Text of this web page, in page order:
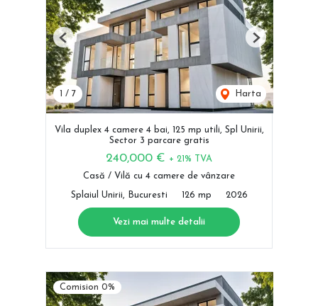
/ 7 Harta
Previous Next
Vila duplex 4 camere 4 bai, 125 mp utili, Spl Unirii,
Sector 3 parcare gratis
240,000 € + 21% TVA
Casă / Vilă cu 4 camere de vânzare
Splaiul Unirii, Bucuresti 126 mp 2026
Vezi mai multe detalii
Comision 0%